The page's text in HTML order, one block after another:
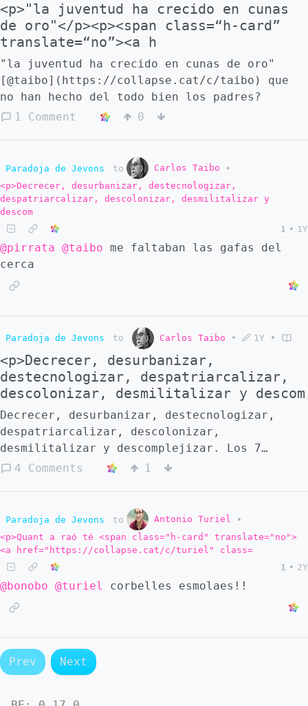
<p>"la juventud ha crecido en cunas
de oro"</p><p><span class=“h-card”
translate=“no”><a h
"la juventud ha crecido en cunas de oro"
[@taibo](https://collapse.cat/c/taibo) que
no han hecho del todo bien los padres?
1 Comment
0
Paradoja de Jevons to Carlos Taibo
•
<p>Decrecer, desurbanizar, destecnologizar,
despatriarcalizar, descolonizar, desmilitalizar y
descom
1 • 1Y
@pirrata @taibo me faltaban las gafas del
cerca
Paradoja de Jevons to Carlos Taibo • 1Y •
<p>Decrecer, desurbanizar,
destecnologizar, despatriarcalizar,
descolonizar, desmilitalizar y descom
Decrecer, desurbanizar, destecnologizar,
despatriarcalizar, descolonizar,
desmilitalizar y descomplejizar. Los 7
verbos de [@taibo]
4 Comments 1
Paradoja de Jevons to Antonio Turiel
•
<p>Quant a raó té <span class="h-card" translate="no">
<a href="https://collapse.cat/c/turiel" class=
1 • 2Y
@bonobo @turiel corbelles esmolaes!!
Prev Next